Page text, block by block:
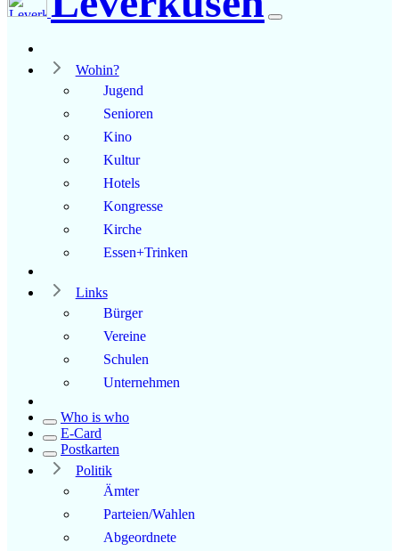
Wohin?
Jugend
Senioren
Kino
Kultur
Hotels
Kongresse
Kirche
Essen+Trinken
Links
Bürger
Vereine
Schulen
Unternehmen
Who is who
E-Card
Postkarten
Politik
Ämter
Parteien/Wahlen
Abgeordnete